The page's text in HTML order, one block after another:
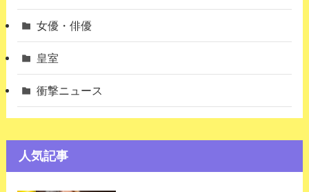
女優・俳優
皇室
衝撃ニュース
人気記事